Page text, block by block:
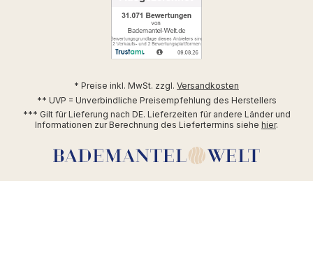
* Preise inkl. MwSt. zzgl. Versandkosten
** UVP = Unverbindliche Preisempfehlung des Herstellers
*** Gilt für Lieferung nach DE. Lieferzeiten für andere Länder und
Informationen zur Berechnung des Liefertermins siehe hier.